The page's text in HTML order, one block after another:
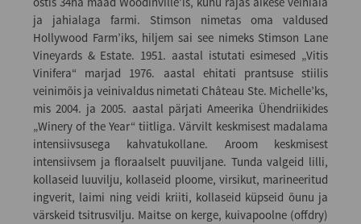
ja jahialaga farmi. Stimson nimetas oma valdused
Hollywood Farm’iks, hiljem sai see nimeks Stimson Lane
Vineyards & Estate. 1951. aastal istutati esimesed „Vitis
Vinifera“ marjad 1976. aastal ehitati prantsuse stiilis
veinimõis ja veinivaldus nimetati Château Ste. Michelle’ks,
mis 2004. ja 2005. aastal pärjati Ameerika Ühendriikides
„Winery of the Year“ tiitliga. Värvilt keskmisest madalama
intensiivsusega kahvatukollane. Aroom keskmisest
intensiivsem ja floraalselt puuviljane. Tunda valgeid lilli,
kollaseid luuvilju, kollaseid ploome, virsikut, marineeritud
ingverit, laimi ning veidi kriiti, kollaseid küpseid õunu ja
värskeid tsitrusvilju. Maitse on kerge, kuivapoolne (offdry)